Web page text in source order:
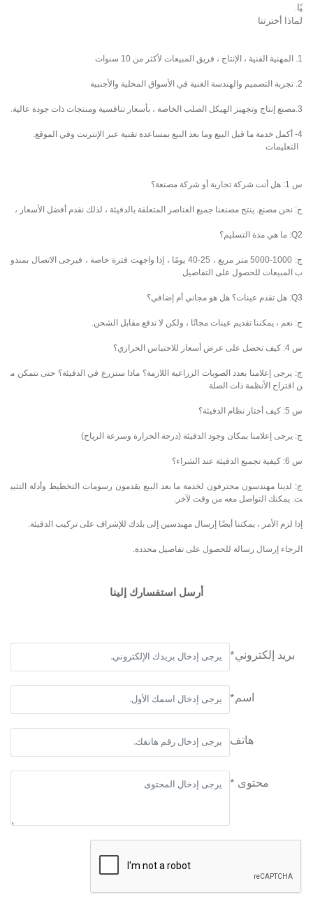
يًا.
لماذا أخترتنا
1. المهنية الفنية ، الإنتاج ، فريق المبيعات لأكثر من 10 سنوات
2. تجربة التصميم والهندسة الغنية في الأسواق المحلية والأجنبية
3.مصنع إنتاج وتجهيز الهيكل الصلب الخاصة ، بأسعار تنافسية ومنتجات ذات جودة عالية.
4- أكمل خدمة ما قبل البيع وما بعد البيع بمساعدة تقنية عبر الإنترنت وفي الموقع.
التعليمات
س 1: هل أنت شركة تجارية أو شركة مصنعة؟
ج: نحن مصنع. ينتج مصنعنا جميع العناصر المتعلقة بالدفيئة ، لذلك نقدم أفضل الأسعار ،
Q2: ما هي مدة التسليم؟
ج: 1000-5000 متر مربع ، 25-40 يومًا ، إذا واجهت فترة خاصة ، فيرجى الاتصال بمندو
ب المبيعات للحصول على التفاصيل
Q3: هل تقدم عينات؟ هل هو مجاني أم إضافي؟
ج: نعم ، يمكننا تقديم عينات مجانًا ، ولكن لا ندفع مقابل الشحن.
س 4: كيف تحصل على عرض أسعار للاحتباس الحراري؟
ج: يرجى إعلامنا بعدد الصوبات الزراعية اللازمة؟ ماذا ستزرع في الدفيئة؟ حتى نتمكن م
ن اقتراح الأنظمة ذات الصلة
س 5: كيف أختار نظام الدفيئة؟
ج: يرجى إعلامنا بمكان وجود الدفيئة (درجة الحرارة وسرعة الرياح)
س 6: كيفية تجميع الدفيئة عند الشراء؟
ج: لدينا مهندسون محترفون لخدمة ما بعد البيع يقدمون رسومات التخطيط وأدلة التثبي
ت. يمكنك التواصل معه من وقت لآخر.
إذا لزم الأمر ، يمكننا أيضًا إرسال مهندسين إلى بلدك للإشراف على تركيب الدفيئة.
الرجاء إرسال رسالة للحصول على تفاصيل محددة.
أرسل استفسارك إلينا
بريد إلكتروني*
اسم*
هاتف
محتوى *